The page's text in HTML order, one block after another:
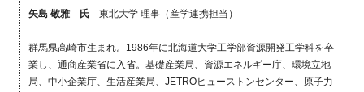
矢島 敬雅 氏東北大学 理事（産学連携担当）
群馬県高崎市生まれ。1986年に北海道大学工学部資源開発工学科を卒
業し、通商産業省に入省。基礎産業局、資源エネルギー庁、環境立地
局、中小企業庁、生活産業局、JETROヒューストンセンター、原子力